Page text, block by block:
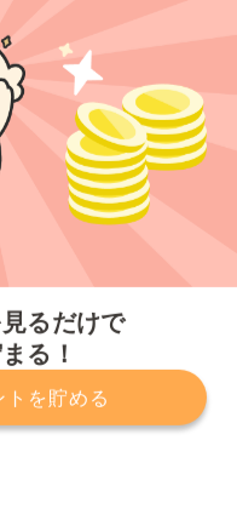
るだけで
る！
を貯める
ロードする
約
運営会社